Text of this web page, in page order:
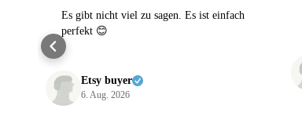
Es gibt nicht viel zu sagen. Es ist einfach
perfekt 😊
Etsy buyer
6. Aug. 2026